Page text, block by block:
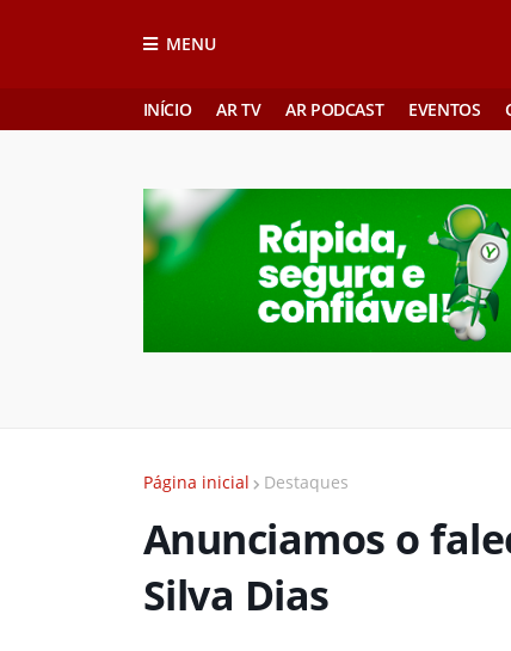
MENU
INÍCIO AR TV AR PODCAST EVENTOS
Página inicial Destaques
Anunciamos o
Silva Dias